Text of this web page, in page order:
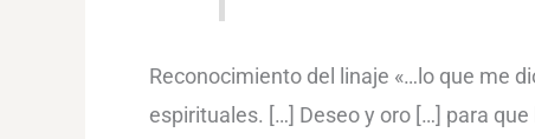
Reconocimiento del linaje «…lo que me
espirituales. […] Deseo y oro […] para